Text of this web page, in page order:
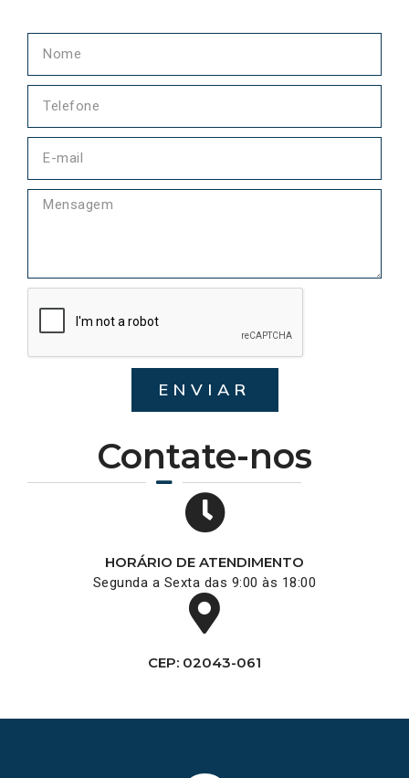
Contate-nos
HORÁRIO DE ATENDIMENTO
Segunda a Sexta das 9:00 às 18:00
CEP: 02043-061
ENVIAR